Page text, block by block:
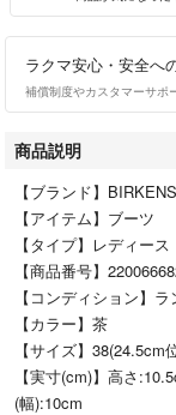
ラクマ安心・安全へ
補償制度やカスタマーサポ
商品説明
【ブランド】
【アイテム】ブーツ
【タイプ】レディース
【商品番号】
【コンディション】
【カラー】茶
【サイズ】38(24.5cm
【実寸(cm)】高さ
(幅):10cm